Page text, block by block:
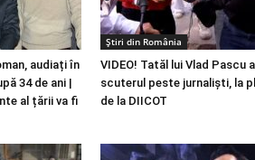
audiați în
34 de ani |
al țării va fi
Știri din România
VIDEO! Tatăl lui Vlad Pascu
scuterul peste jurnalişti, la
de la DIICOT